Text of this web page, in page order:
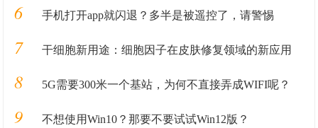
6 手机打开app就闪退？多半是被遥控了，请警惕
7 干细胞新用途：细胞因子在皮肤修复领域的新应用
8 5G需要300米一个基站，为何不直接弄成WIFI呢？
9 不想使用Win10？那要不要试试Win12版？